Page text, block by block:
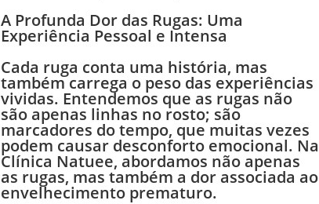
A Profunda Dor das Rugas: Uma
Experiência Pessoal e Intensa
Cada ruga conta uma história, mas
também carrega o peso das experiências
vividas. Entendemos que as rugas não
são apenas linhas no rosto; são
marcadores do tempo, que muitas vezes
podem causar desconforto emocional. Na
Clínica Natuee, abordamos não apenas
as rugas, mas também a dor associada ao
envelhecimento prematuro.